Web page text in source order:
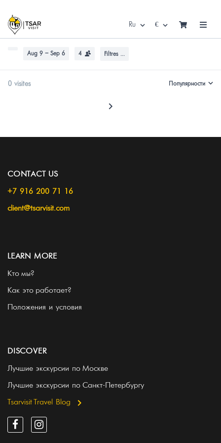
Ru €
Aug 9 – Sep 6 4 Filtres ...
0 visites Популярности
CONTACT US
+7 916 200 71 16
client@tsarvisit.com
LEARN MORE
Кто мы?
Как это работает?
Положения и условия
DISCOVER
Лучшие экскурсии по Москве
Лучшие экскурсии по Санкт-Петербургу
Tsarvisit Travel Blog